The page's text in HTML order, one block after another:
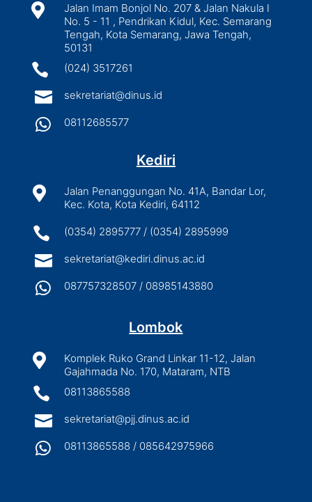

Jalan Imam Bonjol No. 207 & Jalan Nakula I
No. 5 - 11 , Pendrikan Kidul, Kec. Semarang
Tengah, Kota Semarang, Jawa Tengah,
50131
 (024) 3517261
 sekretariat@dinus.id
 08112685577
Kediri

Jalan Penanggungan No. 41A, Bandar Lor,
Kec. Kota, Kota Kediri, 64112
 (0354) 2895777 / (0354) 2895999
 sekretariat@kediri.dinus.ac.id
 087757328507 / 08985143880
Lombok

Komplek Ruko Grand Linkar 11-12, Jalan
Gajahmada No. 170, Mataram, NTB
 08113865588
 sekretariat@pjj.dinus.ac.id
 08113865588 / 085642975966